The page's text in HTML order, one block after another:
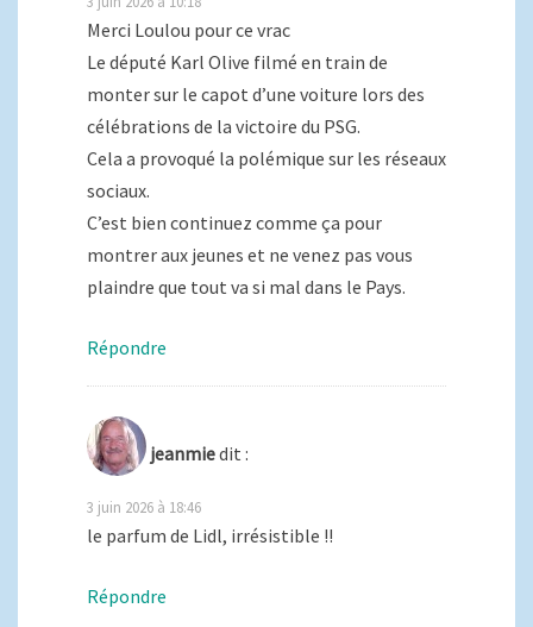
Merci Loulou pour ce vrac
Le député Karl Olive filmé en train de
monter sur le capot d’une voiture lors des
célébrations de la victoire du PSG.
Cela a provoqué la polémique sur les réseaux
sociaux.
C’est bien continuez comme ça pour
montrer aux jeunes et ne venez pas vous
plaindre que tout va si mal dans le Pays.
Répondre
jeanmiedit :
3 juin 2026 à 18:46
le parfum de Lidl, irrésistible !!
Répondre